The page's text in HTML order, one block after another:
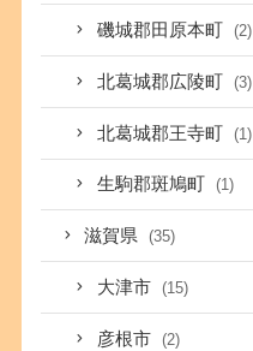
磯城郡田原本町 (2)
北葛城郡広陵町 (3)
北葛城郡王寺町 (1)
生駒郡斑鳩町 (1)
滋賀県 (35)
大津市 (15)
彦根市 (2)